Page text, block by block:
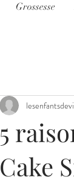
Grossesse
5
Cake